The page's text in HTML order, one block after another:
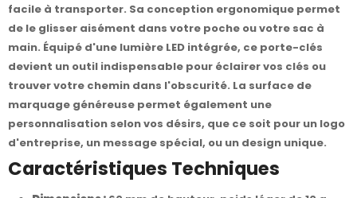
facile à transporter. Sa conception ergonomique permet
de le glisser aisément dans votre poche ou votre sac à
main. Équipé d'une lumière LED intégrée, ce porte-clés
devient un outil indispensable pour éclairer vos clés ou
trouver votre chemin dans l'obscurité. La surface de
marquage généreuse permet également une
personnalisation selon vos désirs, que ce soit pour un logo
d'entreprise, un message spécial, ou un design unique.
Caractéristiques Techniques